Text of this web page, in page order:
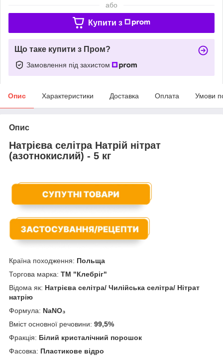
або
Купити з
Що таке купити з Пром?
Замовлення під захистом
Опис Характеристики Доставка Оплата Умови
Опис
Натрієва селітра Натрій нітрат
(азотнокислий) - 5 кг
Країна походження: Польща
Торгова марка: ТМ "Клебріг"
Відома як: Натрієва селітра/ Чилійська селітра/ Нітрат
натрію
Формула: NaNO₃
Вміст основної речовини: 99,5%
Фракція: Білий кристалічний порошок
Фасовка: Пластикове відро